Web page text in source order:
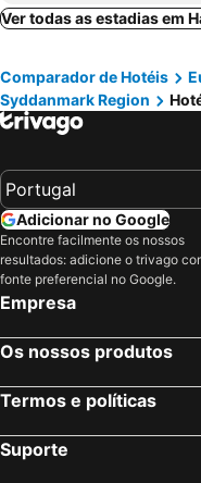
Ver todas as estadias em
Comparador de Hotéis
Syddanmark Region
Adicionar no Google
Encontre facilmente os nossos
resultados: adicione o trivago
fonte preferencial no Google.
Empresa
Os nossos produtos
Termos e políticas
Suporte